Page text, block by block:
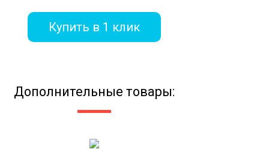
Купить в 1 клик
Дополнительные товары: